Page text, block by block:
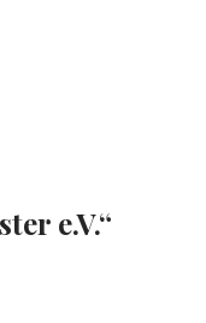
e.V.“